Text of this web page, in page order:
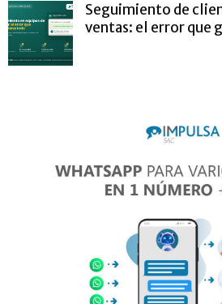
Seguimiento de
ventas: el error que